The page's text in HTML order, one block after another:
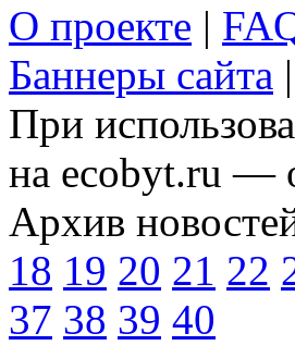
О проекте |
Баннеры сайта |
При
на ecobyt.ru —
Архив
18 19 20 21 22
37 38 39 40